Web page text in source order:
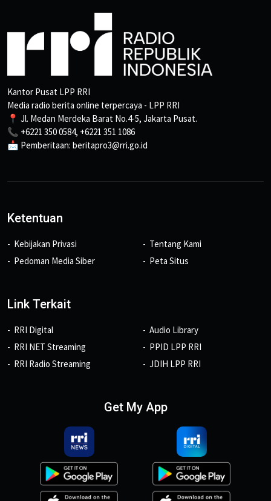
Kantor Pusat LPP RRI
Media radio berita online terpercaya - LPP RRI
📍 Jl. Medan Merdeka Barat No.4-5, Jakarta Pusat.
📞 +6221 350 0584, +6221 351 1086
📩 Pemberitaan: beritapro3@rri.go.id
Ketentuan
Kebijakan Privasi
Pedoman Media Siber
Tentang Kami
Peta Situs
Link Terkait
RRI Digital
RRI NET Streaming
RRI Radio Streaming
Audio Library
PPID LPP RRI
JDIH LPP RRI
Get My App